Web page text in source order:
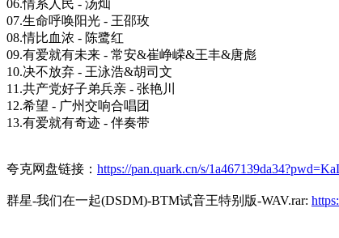
06.情系人民 - 汤灿
07.生命呼唤阳光 - 王邵玫
08.情比血浓 - 陈鹭红
09.有爱就有未来 - 常安&崔峥嵘&王丰&唐彪
10.决不放弃 - 王泳浩&胡司文
11.共产党好子弟兵亲 - 张艳川
12.希望 - 广州交响合唱团
13.有爱就有奇迹 - 伴奏带
夸克网盘链接： https://pan.quark.cn/s/
群星-我们在一起(DSDM)-BTM试音王特别版-WAV.rar: